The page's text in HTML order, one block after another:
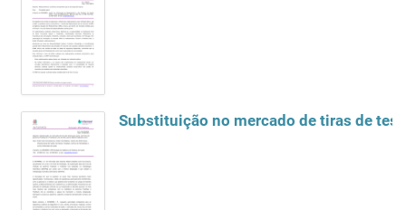
Substituição no mercado de tiras de